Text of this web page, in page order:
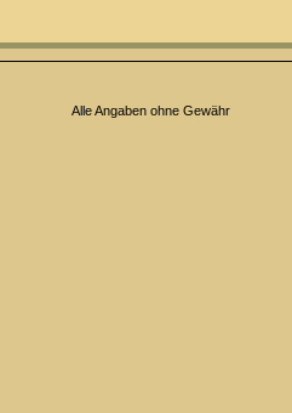
Alle Angaben ohne Gewähr